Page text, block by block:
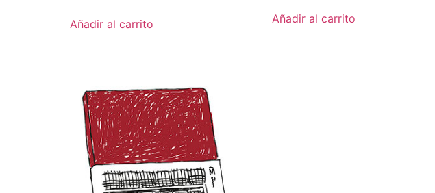
Añadir al carrito Añadir al carrito